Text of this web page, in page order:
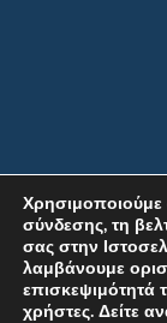
σύνδεσης, τη
σας στην
λαμβάνουμε
επισκεψιμότητά
χρήστες. Δείτε